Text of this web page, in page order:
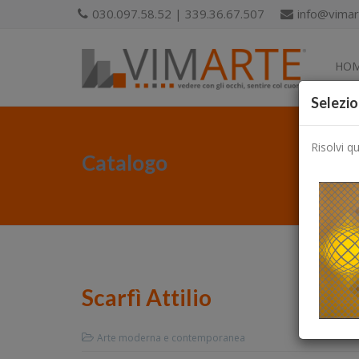
030.097.58.52 | 339.36.67.507
Catalogo
Scarfì Attilio
Arte moderna e contemporanea
Risolvi